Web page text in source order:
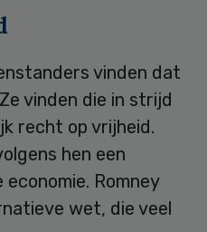
vinden dat
vinden die in strijd
recht op vrijheid.
hen een
Romney
wet, die veel